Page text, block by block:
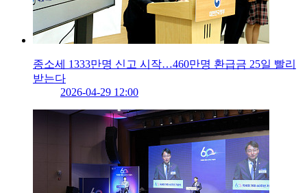
종소세 1333만명 신고 시작…460만명 환급금 25일 빨리
받는다
2026-04-29 12:00